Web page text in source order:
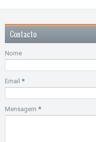
Contacto
Nome
Email *
Mensagem *